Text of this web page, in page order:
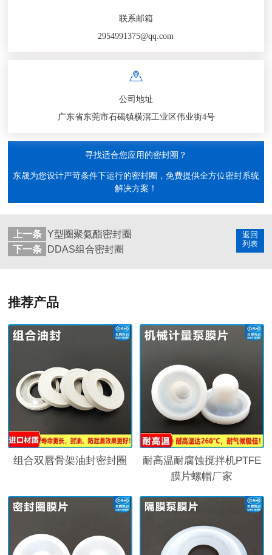
联系邮箱
2954991375@qq.com
公司地址
广东省东莞市石碣镇横滘工业区伟业街4号
寻找适合您应用的密封圈？
东晟为您设计严苛条件下运行的密封圈，免费提供全方位密封系统
解决方案！
返回
列表
上一条 Y型圈聚氨酯密封圈
下一条
DDAS组合密封圈
推荐产品
组合双唇骨架油封密封圈
耐高温耐腐蚀搅拌机PTFE
膜片螺帽厂家